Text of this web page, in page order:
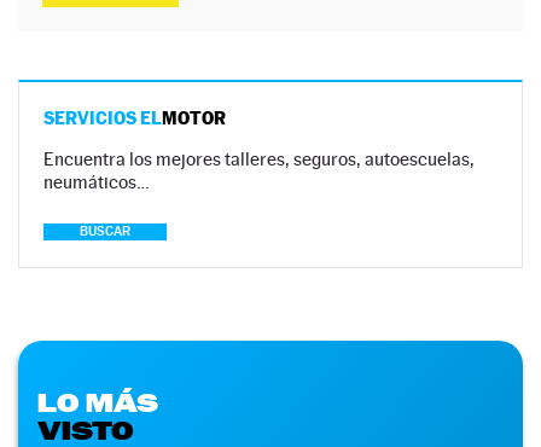
SERVICIOS ELMOTOR
Encuentra los mejores talleres, seguros, autoescuelas,
neumáticos…
BUSCAR
LO MÁS
VISTO